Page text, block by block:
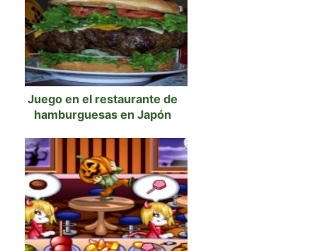
Juego en el restaurante de
hamburguesas en Japón